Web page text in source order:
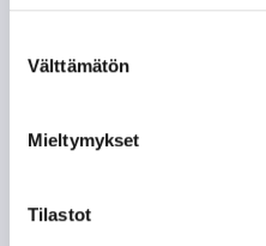
valinta
Välttämätön
Mieltymykset
Tilastot